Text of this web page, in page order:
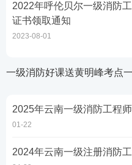
2022年呼伦贝尔一级消防
证书领取通知
2023-08-01
一级消防好课送黄明峰考点
2025年云南一级消防工程
01-22
2024年云南一级注册消防